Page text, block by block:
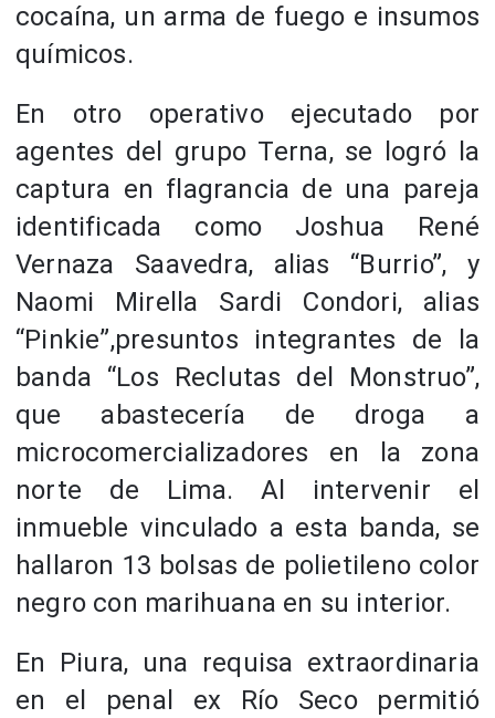
cocaína, un arma de fuego e insumos
químicos.
En otro operativo ejecutado por
agentes del grupo Terna, se logró la
captura en flagrancia de una pareja
identificada como Joshua René
Vernaza Saavedra, alias “Burrio”, y
Naomi Mirella Sardi Condori, alias
“Pinkie”,presuntos integrantes de la
banda “Los Reclutas del Monstruo”,
que abastecería de droga a
microcomercializadores en la zona
norte de Lima. Al intervenir el
inmueble vinculado a esta banda, se
hallaron 13 bolsas de polietileno color
negro con marihuana en su interior.
En Piura, una requisa extraordinaria
en el penal ex Río Seco permitió